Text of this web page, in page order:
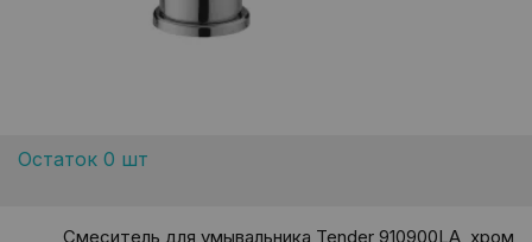
Остаток 0 шт
Смеситель для умывальника Tender 910900LA, хром